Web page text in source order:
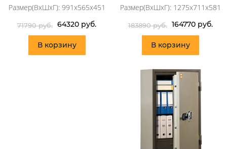
Размер(ВхШхГ): 991x565x451
71790 руб. 64320 руб.
В корзину
Размер(ВхШхГ): 1275x711x581
183890 руб. 164770 руб.
В корзину